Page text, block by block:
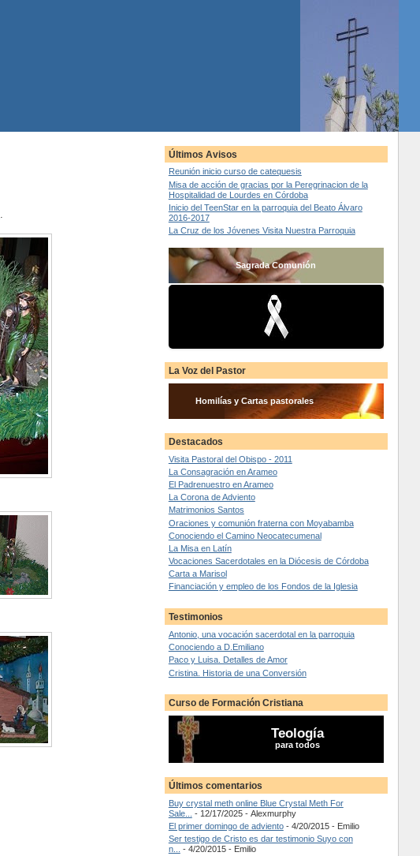
Últimos Avisos
Reunión inicio curso de catequesis
Misa de acción de gracias por la Peregrinacion de la
Hospitalidad de Lourdes en Córdoba
Inicio del TeenStar en la parroquia del Beato Álvaro
2016-2017
La Cruz de los Jóvenes Visita Nuestra Parroquia
Sagrada Comunión
La Voz del Pastor
Homilías y Cartas pastorales
Destacados
Visita Pastoral del Obispo - 2011
La Consagración en Arameo
El Padrenuestro en Arameo
La Corona de Adviento
Matrimonios Santos
Oraciones y comunión fraterna con Moyabamba
Conociendo el Camino Neocatecumenal
La Misa en Latín
Vocaciones Sacerdotales en la Diócesis de Córdoba
Carta a Marisol
Financiación y empleo de los Fondos de la Iglesia
Testimonios
Antonio, una vocación sacerdotal en la parroquia
Conociendo a D.Emiliano
Paco y Luisa. Detalles de Amor
Cristina. Historia de una Conversión
Curso de Formación Cristiana
Teología
para todos
Últimos comentarios
Buy crystal meth online Blue Crystal Meth For
Sale...
- 12/17/2025- Alexmurphy
El primer domingo de adviento- 4/20/2015- Emilio
Ser testigo de Cristo es dar testimonio Suyo con
n...
- 4/20/2015- Emilio